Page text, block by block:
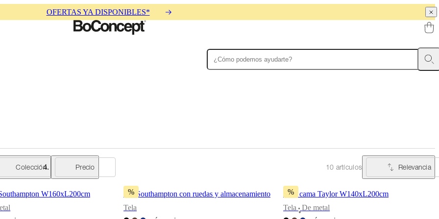
OFERTAS YA DISPONIBLES*
Colección Precio 10 artículos Relevancia
W160xL200cm
%
Puf Southampton con ruedas y almacenamiento
Tela
%
Sofá cama Taylor W140xL200cm
Tela
•
De metal